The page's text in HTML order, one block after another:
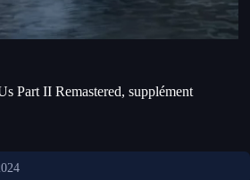
Part II Remastered, supplément